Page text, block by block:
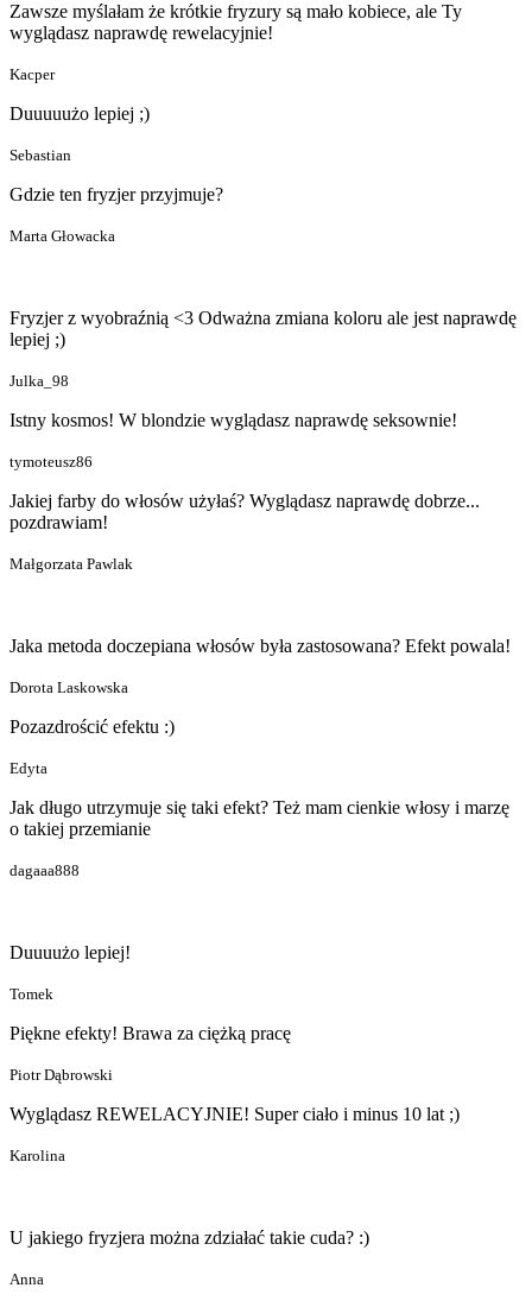
Zawsze myślałam że krótkie fryzury są mało kobiece, ale Ty
wyglądasz naprawdę rewelacyjnie!
Kacper
Duuuuużo lepiej ;)
Sebastian
Gdzie ten fryzjer przyjmuje?
Marta Głowacka
Fryzjer z wyobraźnią <3 Odważna zmiana koloru ale jest naprawdę
lepiej ;)
Julka_98
Istny kosmos! W blondzie wyglądasz naprawdę seksownie!
tymoteusz86
Jakiej farby do włosów użyłaś? Wyglądasz naprawdę dobrze...
pozdrawiam!
Małgorzata Pawlak
Jaka metoda doczepiana włosów była zastosowana? Efekt powala!
Dorota Laskowska
Pozazdrościć efektu :)
Edyta
Jak długo utrzymuje się taki efekt? Też mam cienkie włosy i marzę
o takiej przemianie
dagaaa888
Duuuużo lepiej!
Tomek
Piękne efekty! Brawa za ciężką pracę
Piotr Dąbrowski
Wyglądasz REWELACYJNIE! Super ciało i minus 10 lat ;)
Karolina
U jakiego fryzjera można zdziałać takie cuda? :)
Anna